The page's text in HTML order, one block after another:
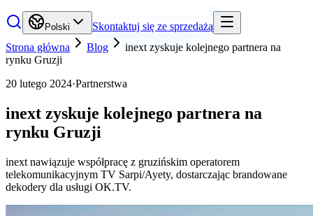
Polski
Skontaktuj się ze sprzedażą
Strona główna
Blog
inext zyskuje kolejnego partnera na
rynku Gruzji
20 lutego 2024·Partnerstwa
inext zyskuje kolejnego partnera na
rynku Gruzji
inext nawiązuje współpracę z gruzińskim operatorem
telekomunikacyjnym TV Sarpi/Ayety, dostarczając brandowane
dekodery dla usługi OK.TV.